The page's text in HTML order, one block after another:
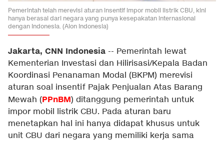
Pemerintah telah merevisi aturan insentif impor mobil listrik CBU, kini
hanya berasal dari negara yang punya kesepakatan internasional
dengan Indonesia. (Aion Indonesia)
Jakarta, CNN Indonesia -- Pemerintah lewat
Kementerian Investasi dan Hilirisasi/Kepala Badan
Koordinasi Penanaman Modal (BKPM) merevisi
aturan soal insentif Pajak Penjualan Atas Barang
Mewah (PPnBM) ditanggung pemerintah untuk
impor mobil listrik CBU. Pada aturan baru
menetapkan hal ini hanya didapat khusus untuk
unit CBU dari negara yang memiliki kerja sama